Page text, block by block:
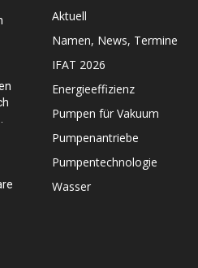
Aktuell
Namen, News, Termine
IFAT 2026
Energieeffizienz
Pumpen für Vakuum
Pumpenantriebe
Pumpentechnologie
Wasser